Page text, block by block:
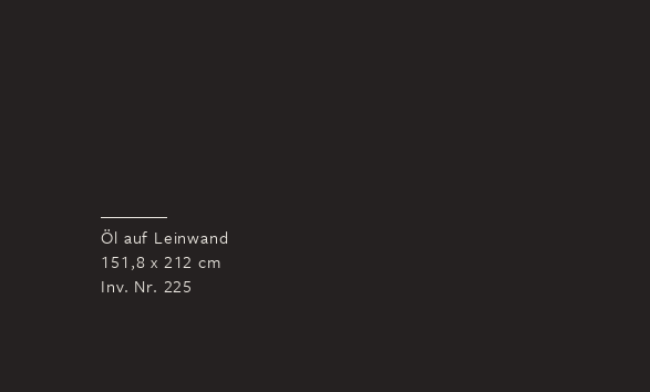
Öl auf Leinwand
151,8 x 212 cm
Inv. Nr. 225